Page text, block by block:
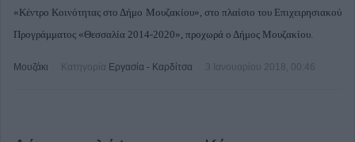
«Κέντρο Κοινότητας στο Δήμο Μουζακίου», στο πλαίσιο του Επιχειρησιακού
Προγράμματος «Θεσσαλία 2014-2020», προχωρά ο Δήμος Μουζακίου.
Μουζάκι Κατηγορία Εργασία - Καρδίτσα 3 Ιανουαρίου 2018, 00:46